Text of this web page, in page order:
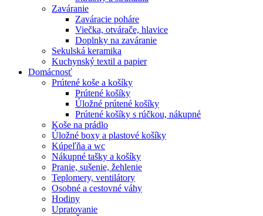
Zaváranie
Zaváracie poháre
Viečka, otvárače, hlavice
Doplnky na zaváranie
Sekulská keramika
Kuchynský textil a papier
Domácnosť
Prútené koše a košíky
Prútené košíky
Úložné prútené košíky
Prútené košíky s rúčkou, nákupné
Koše na prádlo
Úložné boxy a plastové košíky
Kúpeľňa a wc
Nákupné tašky a košíky
Pranie, sušenie, žehlenie
Teplomery, ventilátory
Osobné a cestovné váhy
Hodiny
Upratovanie